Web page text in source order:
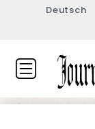
Deutsch